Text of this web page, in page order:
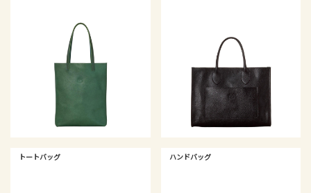
トートバッグ ハンドバッグ